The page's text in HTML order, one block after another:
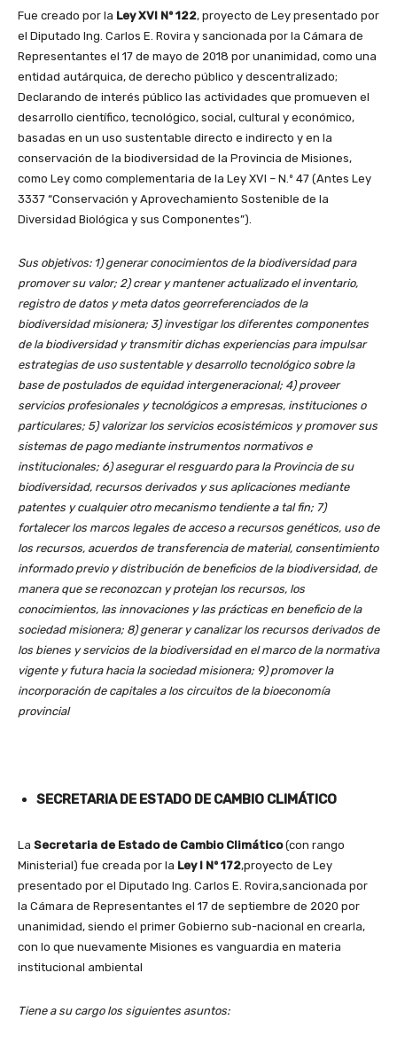
Fue creado por la Ley XVI Nº 122, proyecto de Ley presentado por
el Diputado Ing. Carlos E. Rovira y sancionada por la Cámara de
Representantes el 17 de mayo de 2018 por unanimidad, como una
entidad autárquica, de derecho público y descentralizado;
Declarando de interés público las actividades que promueven el
desarrollo científico, tecnológico, social, cultural y económico,
basadas en un uso sustentable directo e indirecto y en la
conservación de la biodiversidad de la Provincia de Misiones,
como Ley como complementaria de la Ley XVI – N.º 47 (Antes Ley
3337 “Conservación y Aprovechamiento Sostenible de la
Diversidad Biológica y sus Componentes”).
Sus objetivos: 1) generar conocimientos de la biodiversidad para
promover su valor; 2) crear y mantener actualizado el inventario,
registro de datos y meta datos georreferenciados de la
biodiversidad misionera; 3) investigar los diferentes componentes
de la biodiversidad y transmitir dichas experiencias para impulsar
estrategias de uso sustentable y desarrollo tecnológico sobre la
base de postulados de equidad intergeneracional; 4) proveer
servicios profesionales y tecnológicos a empresas, instituciones o
particulares; 5) valorizar los servicios ecosistémicos y promover sus
sistemas de pago mediante instrumentos normativos e
institucionales; 6) asegurar el resguardo para la Provincia de su
biodiversidad, recursos derivados y sus aplicaciones mediante
patentes y cualquier otro mecanismo tendiente a tal fin; 7)
fortalecer los marcos legales de acceso a recursos genéticos, uso de
los recursos, acuerdos de transferencia de material, consentimiento
informado previo y distribución de beneficios de la biodiversidad, de
manera que se reconozcan y protejan los recursos, los
conocimientos, las innovaciones y las prácticas en beneficio de la
sociedad misionera; 8) generar y canalizar los recursos derivados de
los bienes y servicios de la biodiversidad en el marco de la normativa
vigente y futura hacia la sociedad misionera; 9) promover la
incorporación de capitales a los circuitos de la bioeconomía
provincial
SECRETARIA DE ESTADO DE CAMBIO CLIMÁTICO
La Secretaria de Estado de Cambio Climático(con rango
Ministerial) fue creada por la Ley I Nº 172,proyecto de Ley
presentado por el Diputado Ing. Carlos E. Rovira,sancionada por
la Cámara de Representantes el 17 de septiembre de 2020 por
unanimidad, siendo el primer Gobierno sub-nacional en crearla,
con lo que nuevamente Misiones es vanguardia en materia
institucional ambiental
Tiene a su cargo los siguientes asuntos: